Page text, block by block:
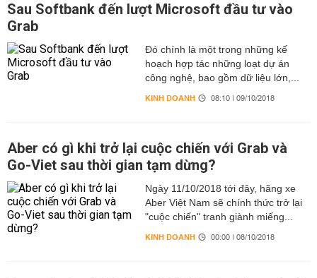
Sau Softbank đến lượt Microsoft đầu tư vào
Grab
Đó chính là một trong những kế
hoạch hợp tác những loạt dự án
công nghệ, bao gồm dữ liệu lớn,...
KINH DOANH 08:10 | 09/10/2018
Aber có gì khi trở lại cuộc chiến với Grab và
Go-Viet sau thời gian tạm dừng?
Ngày 11/10/2018 tới đây, hãng xe
Aber Việt Nam sẽ chính thức trở lại
"cuộc chiến" tranh giành miếng...
KINH DOANH 00:00 | 08/10/2018